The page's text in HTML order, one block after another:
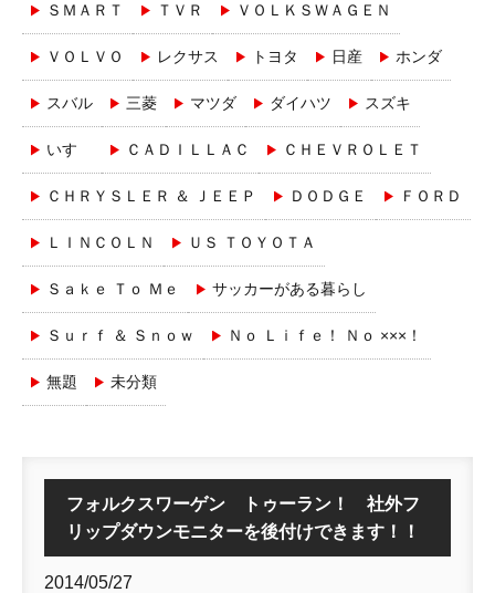
ＳＭＡＲＴ ＴＶＲ ＶＯＬＫＳＷＡＧＥＮ
ＶＯＬＶＯ レクサス トヨタ 日産 ホンダ
スバル 三菱 マツダ ダイハツ スズキ
いすゞ ＣＡＤＩＬＬＡＣ ＣＨＥＶＲＯＬＥＴ
ＣＨＲＹＳＬＥＲ ＆ ＪＥＥＰ ＤＯＤＧＥ ＦＯＲＤ
ＬＩＮＣＯＬＮ ＵＳ ＴＯＹＯＴＡ
Ｓａｋｅ Ｔｏ Ｍｅ サッカーがある暮らし
Ｓｕｒｆ ＆ Ｓｎｏｗ Ｎｏ Ｌｉｆｅ！ Ｎｏ ×××！
無題 未分類
フォルクスワーゲン トゥーラン！ 社外フ
リップダウンモニターを後付けできます！！
2014/05/27